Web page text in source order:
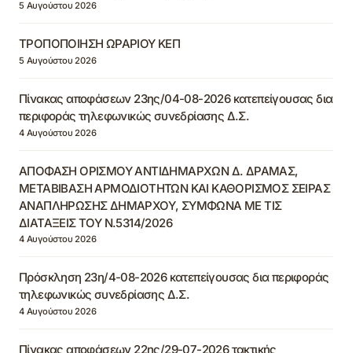
5 Αυγούστου 2026
ΤΡΟΠΟΠΟΙΗΣΗ ΩΡΑΡΙΟΥ ΚΕΠ
5 Αυγούστου 2026
Πίνακας αποφάσεων 23ης/04-08-2026 κατεπείγουσας δια
περιφοράς τηλεφωνικώς συνεδρίασης Δ.Σ.
4 Αυγούστου 2026
ΑΠΟΦΑΣΗ ΟΡΙΣΜΟΥ ΑΝΤΙΔΗΜΑΡΧΩΝ Δ. ΔΡΑΜΑΣ,
ΜΕΤΑΒΙΒΑΣΗ ΑΡΜΟΔΙΟΤΗΤΩΝ ΚΑΙ ΚΑΘΟΡΙΣΜΟΣ ΣΕΙΡΑΣ
ΑΝΑΠΛΗΡΩΣΗΣ ΔΗΜΑΡΧΟΥ, ΣΥΜΦΩΝΑ ΜΕ ΤΙΣ
ΔΙΑΤΑΞΕΙΣ ΤΟΥ Ν.5314/2026
4 Αυγούστου 2026
Πρόσκληση 23η/4-08-2026 κατεπείγουσας δια περιφοράς
τηλεφωνικώς συνεδρίασης Δ.Σ.
4 Αυγούστου 2026
Πίνακας αποφάσεων 22ης/29-07-2026 τακτικής